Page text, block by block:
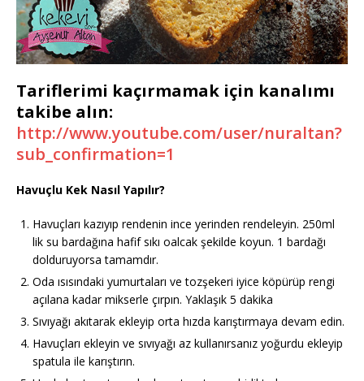
Tariflerimi kaçırmamak için kanalımı
takibe alın:
http://www.youtube.com/user/nuraltan?
sub_confirmation=1
Havuçlu Kek Nasıl Yapılır?
Havuçları kazıyıp rendenin ince yerinden rendeleyin. 250ml
lik su bardağına hafif sıkı oalcak şekilde koyun. 1 bardağı
dolduruyorsa tamamdır.
Oda ısısındaki yumurtaları ve tozşekeri iyice köpürüp rengi
açılana kadar mikserle çırpın. Yaklaşık 5 dakika
Sıvıyağı akıtarak ekleyip orta hızda karıştırmaya devam edin.
Havuçları ekleyin ve sıvıyağı az kullanırsanız yoğurdu ekleyip
spatula ile karıştırın.